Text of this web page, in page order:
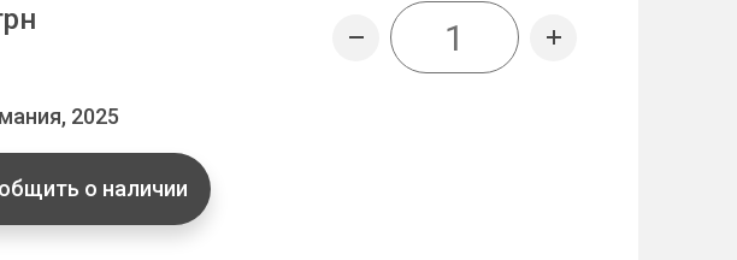
2025
о наличии